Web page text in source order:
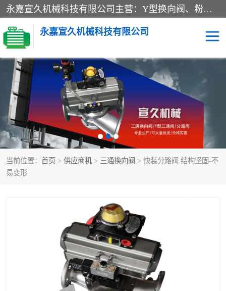
永嘉宣久机械科技有限公司主营：Y型换向阀、粉体换向阀、板式换向阀、三通换向阀、三通换向器、三通分路阀、管路换向阀等产品及服务。
永嘉宣久机械科技有限公司
当前位置： 首页 > 供应商机 > 三通换向阀 > 快装分路阀 结构坚固-不
易变形
换向阀 Y型换向阀
板式换向阀 粉料换向阀
粉体换向阀 管道换向阀
管路换向阀 三通换向阀
粉体三通阀
不锈钢三通阀
翻板转向阀
Y型球阀